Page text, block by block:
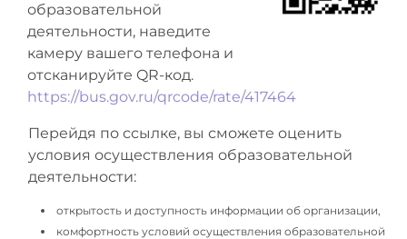
образовательной
деятельности, наведите
камеру вашего телефона и
отсканируйте QR-код.
https://bus.gov.ru/qrcode/rate/417464
Перейдя по ссылке, вы сможете оценить
условия осуществления образовательной
деятельности:
открытость и доступность информации об организации,
комфортность условий осуществления образовательной